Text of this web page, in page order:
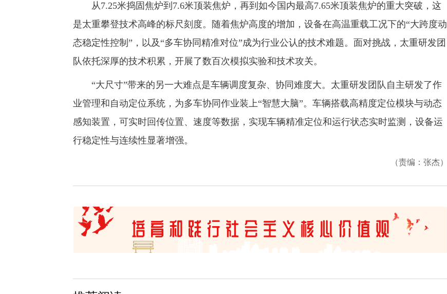
从7.25米捣固焦炉到7.6米顶装焦炉，再到如今国内最高7.65米顶装焦炉的重大突破，这
是太重攀登技术高峰的标尺刻度。随着焦炉高度的增加，设备在高温重载工况下的“大跨度动
态稳定性控制”，以及“多车协同精准对位”成为行业公认的技术难题。面对挑战，太重研发团
队依托深厚的技术积累，开展了数百次模拟实验和技术攻关。
“大尺寸”带来的另一大难点是车辆调度复杂、协同难度大。太重研发团队自主研发了作
业管理和自动定位系统，为多车协同作业装上“智慧大脑”。车辆搭载高精度定位模块与动态
感知装置，可实时回传位置、速度等数据，实现车辆精准定位和运行状态实时监测，设备运
行稳定性与连续性显著增强。
（责编：张杰）